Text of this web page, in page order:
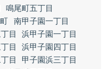
鳴尾町五丁目
南甲子園一丁目
目
浜甲子園一丁目
目
浜甲子園四丁目
目
甲子園浜三丁目